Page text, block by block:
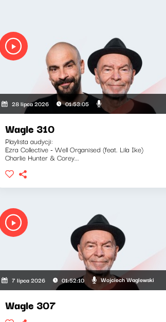
28 lipca 2026 01:53:05
Wagle 310
Playlista audycji:
Ezra Collective - Well Organised (feat. Lila Ike)
Charlie Hunter & Corey...
"Fisz" Waglewski
7 lipca 2026 01:52:10 Wojciech Waglewski
Wagle 307